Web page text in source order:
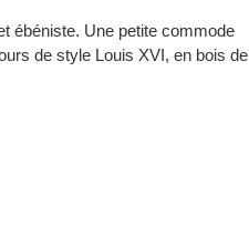
ébéniste. Une petite commode
de style Louis XVI, en bois de